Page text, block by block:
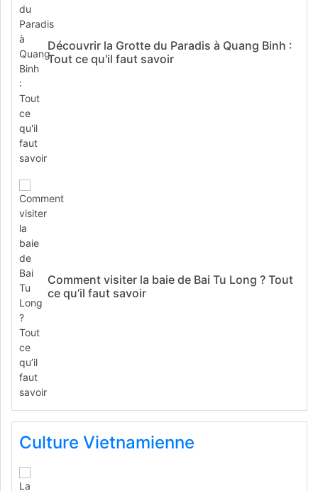
Découvrir la Grotte du Paradis à Quang Binh :
Tout ce qu'il faut savoir
Comment visiter la baie de Bai Tu Long ? Tout
ce qu’il faut savoir
Culture Vietnamienne